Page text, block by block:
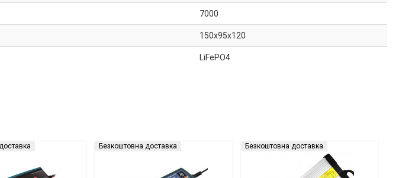
7000
150x95x120
LiFePO4
Безкоштовна доставка Безкоштовна доставка